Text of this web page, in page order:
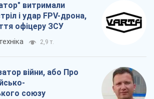
витримали
і удар FPV-дрона,
офіцеру ЗСУ
2,9 т.
війни, або Про
союзу